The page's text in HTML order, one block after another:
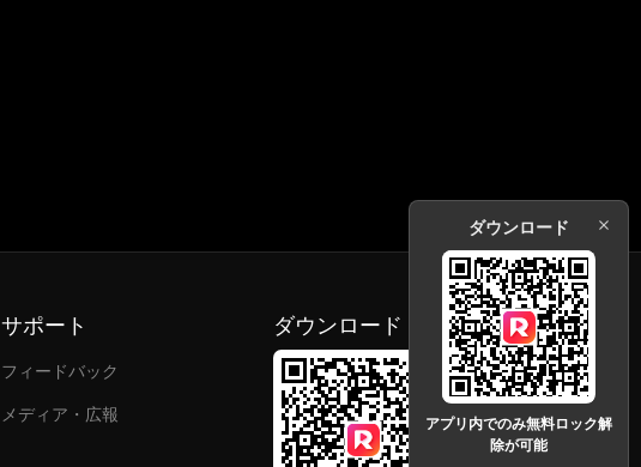
サポート
フィードバック
メディア・広報
ダウンロード
ダウンロード
アプリ内でのみ無料ロック解
除が可能